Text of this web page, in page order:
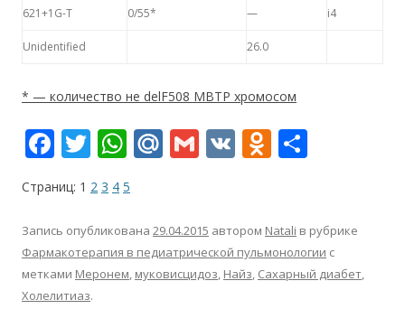
621+1G-T 0/55* — i4
Unidentified 26.0
* — количество не delF508 МВТР хромосом
F
ac
e
b
o
o
T
w
itt
er
W
h
at
s
A
p
M
R
u
G
l
V O
o
kl
as
р
а
в
Страниц: 1 2 3 4 5
Запись опубликована 29.04.2015 автором Natali в рубрике
Фармакотерапия в педиатрической пульмонологии с
метками Меронем, муковисцидоз, Найз, Сахарный диабет,
Холелитиаз.